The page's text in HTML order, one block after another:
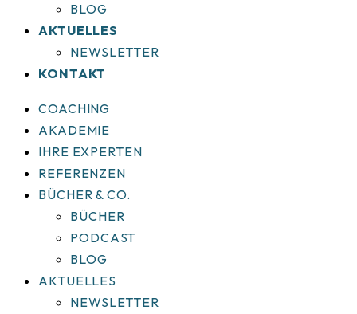
BLOG
AKTUELLES
NEWSLETTER
KONTAKT
COACHING
AKADEMIE
IHRE EXPERTEN
REFERENZEN
BÜCHER & CO.
BÜCHER
PODCAST
BLOG
AKTUELLES
NEWSLETTER